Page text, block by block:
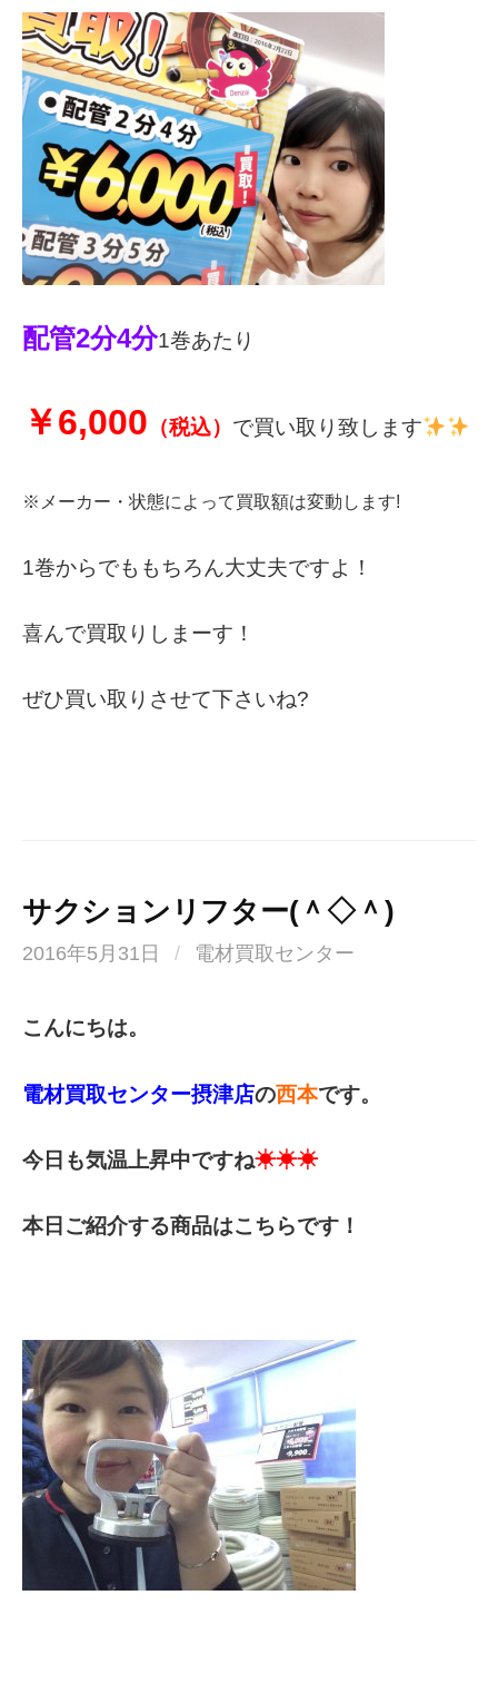
配管2分4分1巻あたり
￥6,000 （税込） で買い取り致します
※メーカー・状態によって買取額は変動します!
1巻からでももちろん大丈夫ですよ！
喜んで買取りしまーす！
ぜひ買い取りさせて下さいね?
サクションリフター(＾◇＾)
2016年5月31日 / 電材買取センター
こんにちは。
電材買取センター摂津店の西本です。
今日も気温上昇中ですね☀☀☀
本日ご紹介する商品はこちらです！